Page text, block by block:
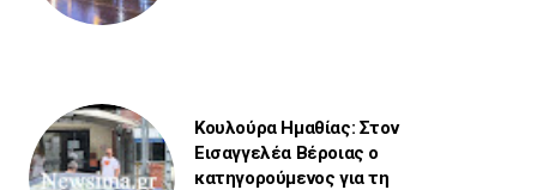
Κουλούρα Ημαθίας: Στον
Εισαγγελέα Βέροιας ο
κατηγορούμενος για τη